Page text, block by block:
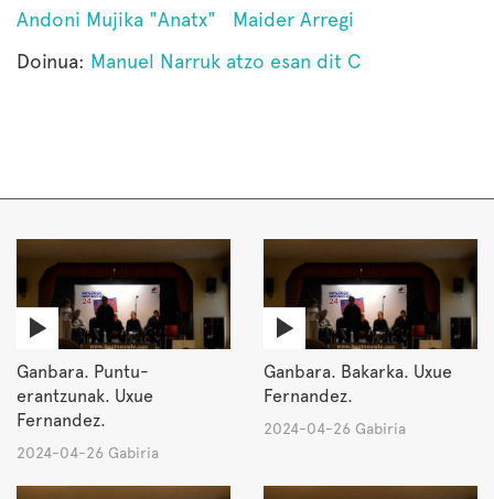
Andoni Mujika "Anatx"
Maider Arregi
Doinua: Manuel Narruk atzo esan dit C
Ganbara. Puntu-
erantzunak. Uxue
Fernandez.
2024-04-26 Gabiria
Ganbara. Bakarka. Uxue
Fernandez.
2024-04-26 Gabiria